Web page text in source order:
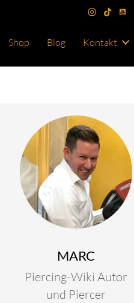
Shop Blog Kontakt
MARC
Piercing-Wiki Autor
und Piercer